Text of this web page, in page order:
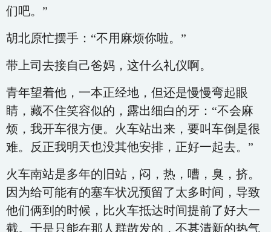
们吧。”
胡北原忙摆手：“不用麻烦你啦。”
带上司去接自己爸妈，这什么礼仪啊。
青年望着他，一本正经地，但还是慢慢弯起眼
睛，藏不住笑容似的，露出细白的牙：“不会麻
烦，我开车很方便。火车站出来，要叫车倒是很
难。反正我明天也没其他安排，正好一起去。”
火车南站是多年的旧站，闷，热，嘈，臭，挤。
因为给可能有的塞车状况预留了太多时间，导致
他们俩到的时候，比火车抵达时间提前了好大一
截。于是只能在那人群散发的，不甚清新的热气